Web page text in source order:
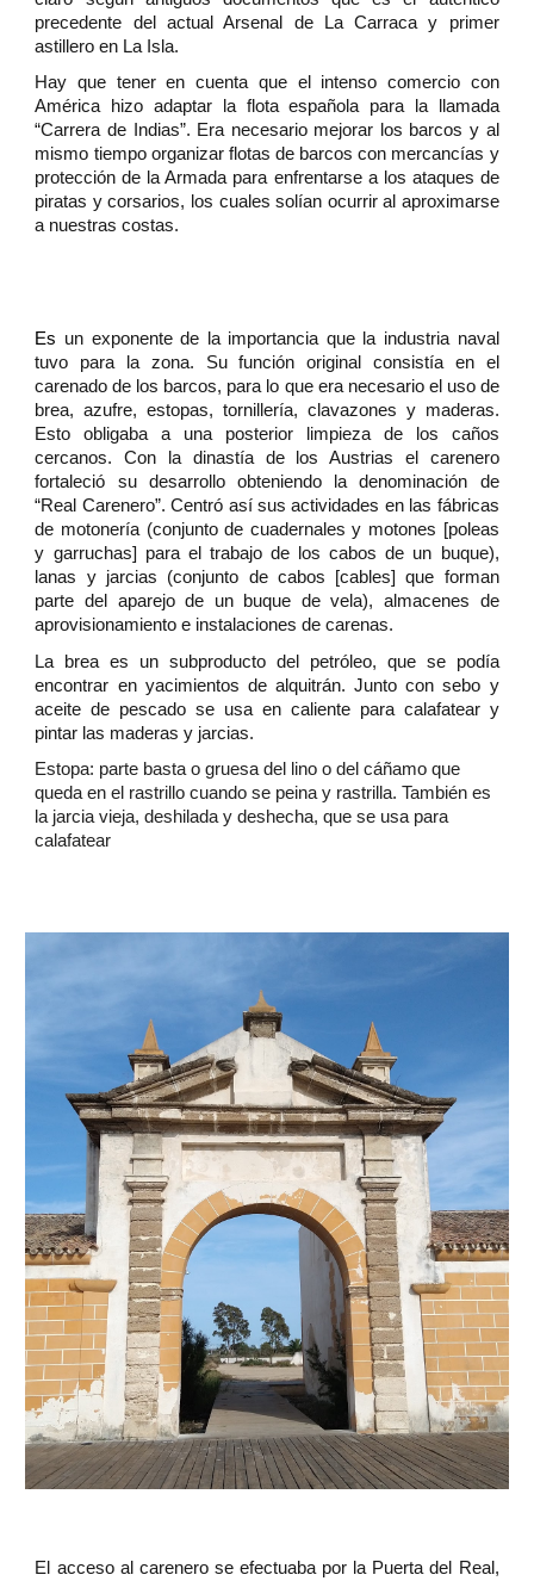
precedente del actual Arsenal de La Carraca y primer
astillero en La Isla.
Hay que tener en cuenta que el intenso comercio con
América hizo adaptar la flota española para la llamada
“Carrera de Indias”. Era necesario mejorar los barcos y al
mismo tiempo organizar flotas de barcos con mercancías y
protección de la Armada para enfrentarse a los ataques de
piratas y corsarios, los cuales solían ocurrir al aproximarse
a nuestras costas.
Es un exponente de la importancia que la industria naval
tuvo para la zona. Su función original consistía en el
carenado de los barcos, para lo que era necesario el uso de
brea, azufre, estopas, tornillería, clavazones y maderas.
Esto obligaba a una posterior limpieza de los caños
cercanos. Con la dinastía de los Austrias el carenero
fortaleció su desarrollo obteniendo la denominación de
“Real Carenero”. Centró así sus actividades en las fábricas
de motonería (conjunto de cuadernales y motones [poleas
y garruchas] para el trabajo de los cabos de un buque),
lanas y jarcias (conjunto de cabos [cables] que forman
parte del aparejo de un buque de vela), almacenes de
aprovisionamiento e instalaciones de carenas.
La brea es un subproducto del petróleo, que se podía
encontrar en yacimientos de alquitrán. Junto con sebo y
aceite de pescado se usa en caliente para calafatear y
pintar las maderas y jarcias.
Estopa: parte basta o gruesa del lino o del cáñamo que
queda en el rastrillo cuando se peina y rastrilla. También es
la jarcia vieja, deshilada y deshecha, que se usa para
calafatear
El acceso al carenero se efectuaba por la Puerta del Real,